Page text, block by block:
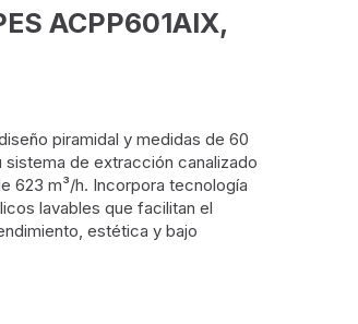
ACPP601AIX,
piramidal y medidas de 60
de extracción canalizado
623 m³/h. Incorpora tecnología
lavables que facilitan el
estética y bajo